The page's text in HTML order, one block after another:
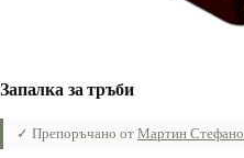
Запалка за тръби
✓ Препоръчано от Мартин